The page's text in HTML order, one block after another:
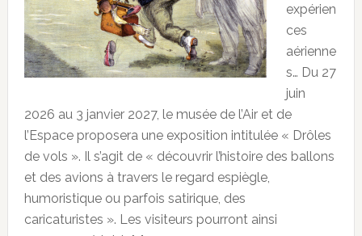
expérien
ces
aérienne
s… Du 27
juin
2026 au 3 janvier 2027, le musée de l’Air et de
l’Espace proposera une exposition intitulée « Drôles
de vols ». Il s’agit de « découvrir l’histoire des ballons
et des avions à travers le regard espiègle,
humoristique ou parfois satirique, des
caricaturistes ». Les visiteurs pourront ainsi